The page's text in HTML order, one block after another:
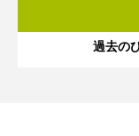
過去の